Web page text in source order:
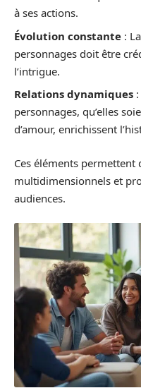
à ses actions.
Évolution constante :
personnages doit être
l’intrigue.
Relations dynamiques
personnages, qu’elles
d’amour, enrichissent
Ces éléments permettent
multidimensionnels et
audiences.